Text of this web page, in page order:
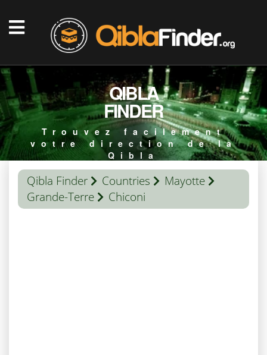
QIBLA
FINDER
Trouvez facilement
votre direction de la
Qibla
Qibla Finder Countries
Mayotte
Grande-Terre
Chiconi